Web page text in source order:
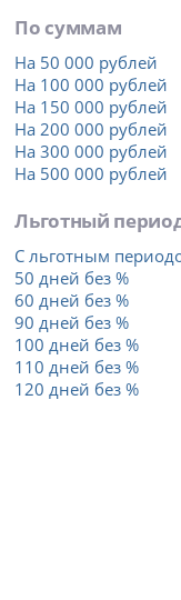
По суммам
На 50 000 рублей
На 100 000 рублей
На 150 000 рублей
На 200 000 рублей
На 300 000 рублей
На 500 000 рублей
Льготный
С льготным
50 дней без %
60 дней без %
90 дней без %
100 дней без %
110 дней без %
120 дней без %